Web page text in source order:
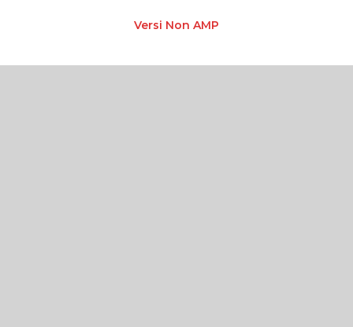
Versi Non AMP